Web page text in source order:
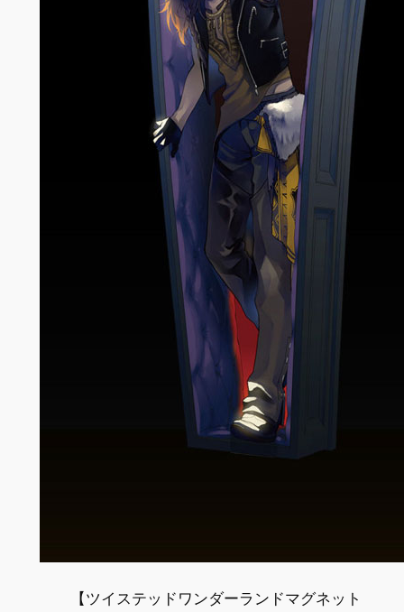
【ツイステッドワンダーランドマグネット